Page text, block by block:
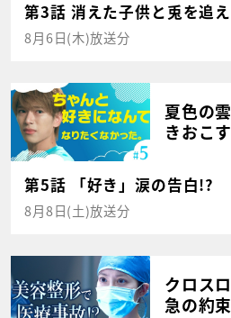
第3話 消えた子供と兎を追え
8月6日(木)放送分
夏色の
きおこす
第5話 「好き」涙の告白!?
8月8日(土)放送分
クロス
急の約